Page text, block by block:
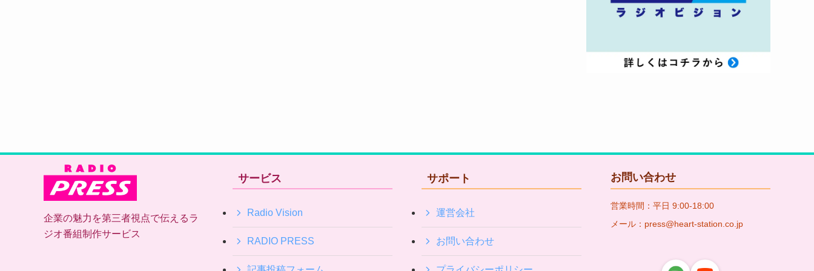
企業の魅力を第三者視点で伝えるラ
ジオ番組制作サービス
サービス
Radio Vision
RADIO PRESS
サポート
運営会社
お問い合わせ
お問い合わせ
営業時間：平日 9:00-18:00
メール：press@heart-station.co.jp